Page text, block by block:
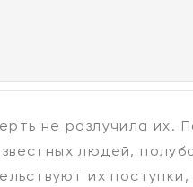
не разлучила их.
людей,
их поступки,